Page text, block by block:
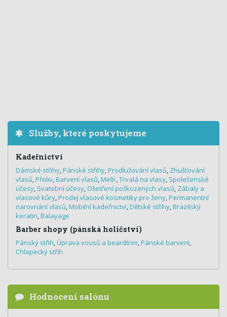
Služby, které poskytujeme
Kadeřnictví
Dámské střihy,Pánské střihy,Prodlužování vlasů, Zhušťování
vlasů,Přeliv,Barvení vlasů,Melír,Trvalá na vlasy, Společenské
účesy, Svatební účesy, Ošetření poškozených vlasů, Zábaly a
vlasové kůry,Prodej vlasové kosmetiky pro ženy,Permanentní
narovnání vlasů,Mobilní kadeřnictví,Dětské střihy,Brazilský
keratin,Balayage
Barber shopy (pánská holičství)
Pánský střih,Úprava vousů a beardtrim,Pánské barvení,
Chlapecký střih
Hodnocení salónu